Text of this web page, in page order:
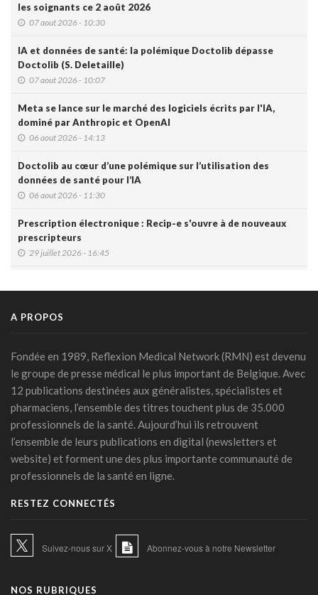
les soignants ce 2 août 2026
07 aout 2026 - 10:30
IA et données de santé: la polémique Doctolib dépasse
Doctolib (S. Deletaille)
07 aout 2026 - 10:07
Meta se lance sur le marché des logiciels écrits par l'IA,
dominé par Anthropic et OpenAI
06 aout 2026 - 14:13
Doctolib au cœur d’une polémique sur l’utilisation des
données de santé pour l’IA
06 aout 2026 - 11:30
Prescription électronique : Recip-e s'ouvre à de nouveaux
prescripteurs
29 juillet 2026 - 16:45
médicaux arrive
24 juillet 2026 - 09:14
France: le Parlement interdit les réseaux sociaux aux moins
de 15 ans, première en Europe
21 juillet 2026 - 20:39
L'Ares finance un projet d'IA pour renforcer le diagnostic de
la malaria en RDC
17 juillet 2026 - 14:55
A PROPOS
Fondée en 1989, Reflexion Medical Network (RMN) est devenu
le groupe de presse médical le plus important de Belgique. Avec
12 publications destinées aux généralistes, spécialistes et
pharmaciens, l’ensemble des titres touchent plus de 35.000
professionnels de la santé. Aujourd’hui ils retrouvent
l’ensemble de leurs publications en digital (newsletters et
website) et forment une des plus importante communauté de
professionnels de la santé en ligne.
RESTEZ CONNECTÉS
Suivez-nous sur X Abonnez-vous à notre Newsletter
NOS RUBRIQUES